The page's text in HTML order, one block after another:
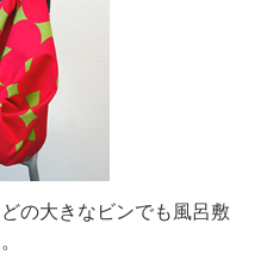
の大きなビンでも風呂敷